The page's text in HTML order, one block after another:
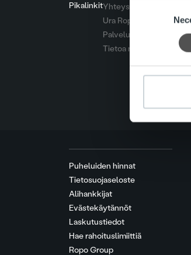
We use
other
Selection
PikalinkitYhteystiedot
Ura Ropolla
Palvelut
Tietoa meistä
Puheluiden hinnat
Tietosuojaseloste
Alihankkijat
Evästekäytännöt
Laskutustiedot
Hae rahoituslimiittiä
Ropo Group